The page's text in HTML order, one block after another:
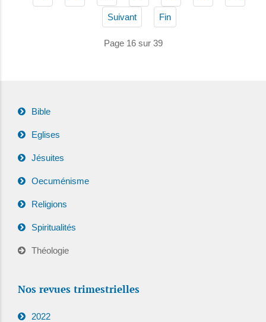
Suivant Fin
Page 16 sur 39
Bible
Eglises
Jésuites
Oecuménisme
Religions
Spiritualités
Théologie
Nos revues trimestrielles
2022